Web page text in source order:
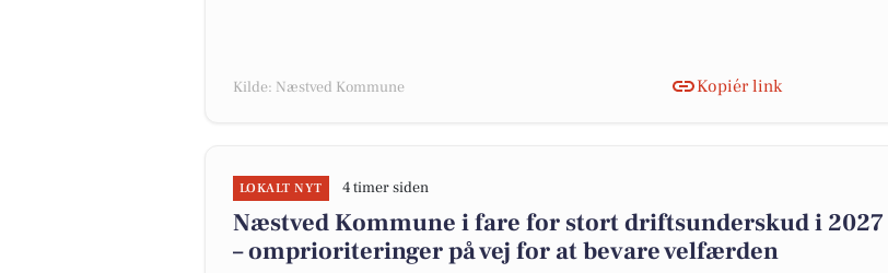
Kilde: Næstved Kommune Kopiér link
LOKALT NYT 4 timer siden
Næstved Kommune i fare for stort driftsunderskud i 2027
– omprioriteringer på vej for at bevare velfærden